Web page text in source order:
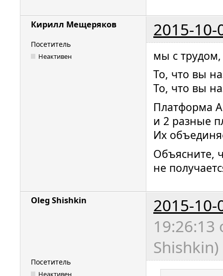
Кирилл Мещеряков 2015-10-
Посетитель
Неактивен
мы с
То, что вы
То, что вы
Платформа
и 2 разные
Их
Объясните,
не
Oleg Shishkin
2015-10-
19:26:13
Shishkin)
Посетитель
Неактивен